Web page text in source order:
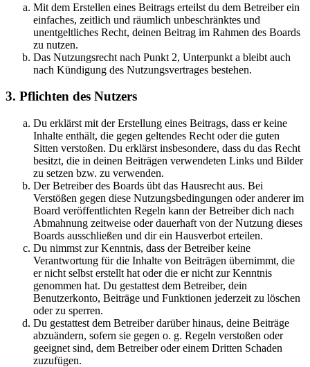
Mit dem Erstellen eines Beitrags erteilst du dem Betreiber ein
einfaches, zeitlich und räumlich unbeschränktes und
unentgeltliches Recht, deinen Beitrag im Rahmen des Boards
zu nutzen.
Das Nutzungsrecht nach Punkt 2, Unterpunkt a bleibt auch
nach Kündigung des Nutzungsvertrages bestehen.
3. Pflichten des Nutzers
Du erklärst mit der Erstellung eines Beitrags, dass er keine
Inhalte enthält, die gegen geltendes Recht oder die guten
Sitten verstoßen. Du erklärst insbesondere, dass du das Recht
besitzt, die in deinen Beiträgen verwendeten Links und Bilder
zu setzen bzw. zu verwenden.
Der Betreiber des Boards übt das Hausrecht aus. Bei
Verstößen gegen diese Nutzungsbedingungen oder anderer im
Board veröffentlichten Regeln kann der Betreiber dich nach
Abmahnung zeitweise oder dauerhaft von der Nutzung dieses
Boards ausschließen und dir ein Hausverbot erteilen.
Du nimmst zur Kenntnis, dass der Betreiber keine
Verantwortung für die Inhalte von Beiträgen übernimmt, die
er nicht selbst erstellt hat oder die er nicht zur Kenntnis
genommen hat. Du gestattest dem Betreiber, dein
Benutzerkonto, Beiträge und Funktionen jederzeit zu löschen
oder zu sperren.
Du gestattest dem Betreiber darüber hinaus, deine Beiträge
abzuändern, sofern sie gegen o. g. Regeln verstoßen oder
geeignet sind, dem Betreiber oder einem Dritten Schaden
zuzufügen.